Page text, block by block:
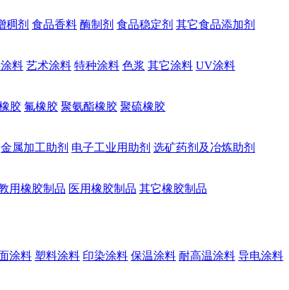
稠剂 食品香料 酶制剂 食品稳定剂 其它食品添加剂
料 艺术涂料 特种涂料 色浆 其它涂料 UV涂料
胶 氟橡胶 聚氨酯橡胶 聚硫橡胶
金属加工助剂 电子工业用助剂 选矿药剂及冶炼助剂
用橡胶制品 医用橡胶制品 其它橡胶制品
涂料 塑料涂料 印染涂料 保温涂料 耐高温涂料 导电涂料